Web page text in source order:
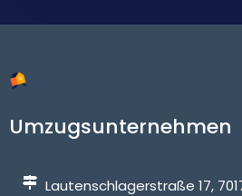
Umzugsunternehmen
Lautenschlagerstraße 17,